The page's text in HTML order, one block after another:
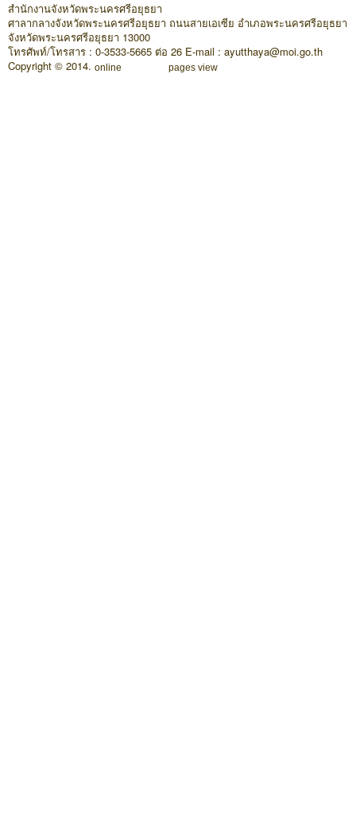
สำนักงานจังหวัดพระนครศรีอยุธยา
ศาลากลางจังหวัดพระนครศรีอยุธยา ถนนสายเอเซีย อำเภอพระนครศรีอยุธยา
จังหวัดพระนครศรีอยุธยา 13000
โทรศัพท์/โทรสาร : 0-3533-5665 ต่อ 26 E-mail : ayutthaya@moi.go.th
Copyright © 2014. online pages view